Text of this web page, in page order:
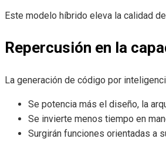
Este modelo híbrido eleva la calidad
Repercusión en la
La generación de código por
Se potencia más el diseño, la
Se invierte menos tiempo en
Surgirán funciones orientadas a